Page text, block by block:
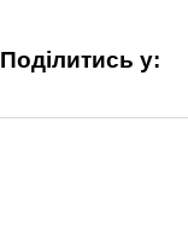
Поділитись у: